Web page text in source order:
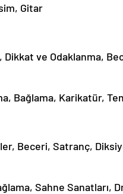
Gitar
Dikkat ve Odaklanma,
Bağlama, Karikatür,
Beceri, Satranç,
Sahne Sanatları,